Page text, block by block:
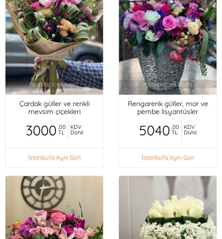
Çardak güller ve renkli
mevsim çiçekleri
3000 ,00
TL
KDV
Dahil
İstanbul'a Aynı Gün
Rengarenk güller, mor ve
pembe lisyantüsler
5040 ,00
TL
KDV
Dahil
İstanbul'a Aynı Gün